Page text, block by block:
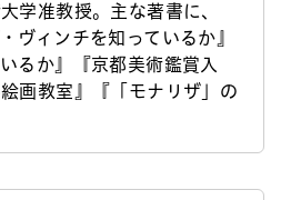
学准教授。主な著書に、
ヴィンチを知っているか』
るか』『京都美術鑑賞入
画教室』『「モナリザ」の